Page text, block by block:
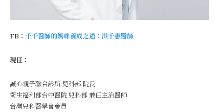
FB： 千千醫師的媽咪養成之道：洪千惠醫師
現任：
誠心親子聯合診所 兒科部 院長
衛生福利部台中醫院 兒科部 兼任主治醫師
台灣兒科醫學會會員